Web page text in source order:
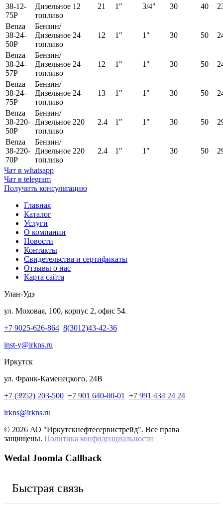
38-12-
75Р
Дизельное
топливо
12 21 1" 3/4" 30 40
Benza
38-24-
50Р
Бензин/
Дизельное
топливо
24 12 1" 1" 30 50
Benza
38-24-
57Р
Бензин/
Дизельное
топливо
24 12 1" 1" 30 50
Benza
38-24-
75Р
Бензин/
Дизельное
топливо
24 13 1" 1" 30 50
Benza
38-220-
50Р
Бензин/
Дизельное
топливо
220 2.4 1" 1" 30 50
Benza
38-220-
70Р
Бензин/
Дизельное
топливо
220 2.4 1" 1" 30 50
Чат в whatsapp
Чат в telegram
Получить консультацию
Главная
Каталог
Услуги
О компании
Новости
Контакты
Свидетельства и сертификаты
Отзывы о нас
Карта сайта
Улан-Удэ
ул. Моховая, 100, корпус 2, офис 54.
+7 9025-626-864 8(3012)43-42-36
inst-y@irkns.ru
Иркутск
ул. Франк-Каменецкого, 24В
+7 (3952) 203-500 +7 901 640-00-01
+7 991 434 24 24
irkns@irkns.ru
© 2026 АО "Иркутскнефтесервистрейд". Все права
защищены. Политика конфиденциальности
Wedal Joomla Callback
Быстрая связь